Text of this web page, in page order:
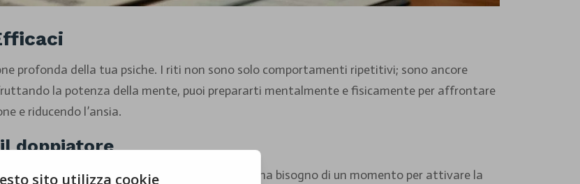
profonda della tua psiche. I riti non sono solo comportamenti ripetitivi; sono ancore
la potenza della mente, puoi prepararti mentalmente e fisicamente per affrontare
e riducendo l’ansia.
doppiatore
in uno stato mentale produttivo. Ogni artista ha bisogno di un momento per attivare la